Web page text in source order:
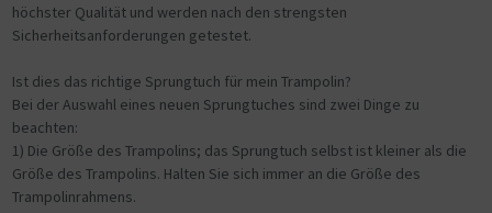
höchster Qualität und werden nach den strengsten
Sicherheitsanforderungen getestet.
Ist dies das richtige Sprungtuch für mein Trampolin?
Bei der Auswahl eines neuen Sprungtuches sind zwei Dinge zu
beachten:
1) Die Größe des Trampolins; das Sprungtuch selbst ist kleiner als die
Größe des Trampolins. Halten Sie sich immer an die Größe des
Trampolinrahmens.